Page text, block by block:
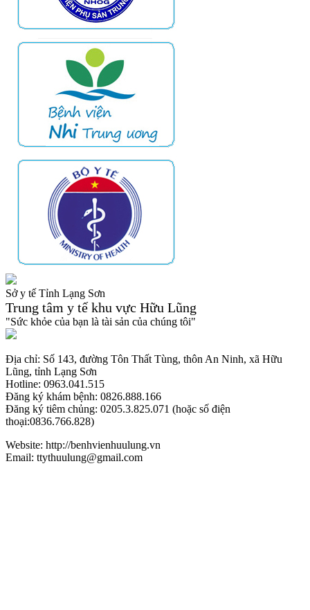
Sở y tế Tỉnh Lạng Sơn
Trung tâm y tế khu vực Hữu Lũng
"Sức khỏe của bạn là tài sản của chúng tôi"
Địa chỉ: Số 143, đường Tôn Thất Tùng, thôn An Ninh, xã Hữu
Lũng, tỉnh Lạng Sơn
Hotline: 0963.041.515
Đăng ký khám bệnh: 0826.888.166
Đăng ký tiêm chủng: 0205.3.825.071 (hoặc số điện
thoại:0836.766.828)
Website: http://benhvienhuulung.vn
Email: ttythuulung@gmail.com